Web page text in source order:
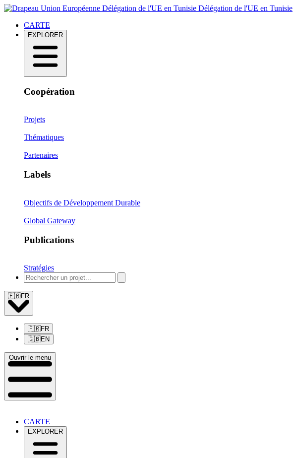
Délégation de l'UE en Tunisie Délégation de l'UE en Tunisie
CARTE
EXPLORER
Coopération
Projets
Thématiques
Partenaires
Labels
Objectifs de Développement Durable
Global Gateway
Publications
Stratégies
🇫🇷FR
🇫🇷FR
🇬🇧EN
Ouvrir le menu
CARTE
EXPLORER